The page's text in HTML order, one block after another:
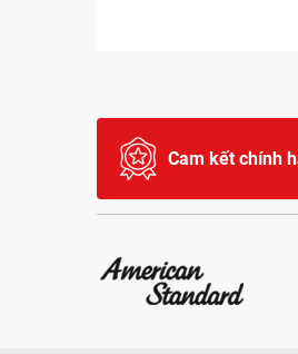
Cam kết chính